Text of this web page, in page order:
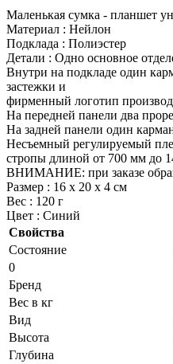
Маленькая сумка - планшет
Материал : Нейлон
Подклада : Полиэстер
Детали : Одно основное
Внутри на подкладе один
застежки и
фирменный логотип
На передней панели два
На задней панели один
Несъемный регулируемый
стропы длиной от 700 мм до
ВНИМАНИЕ: при заказе
Размер : 16 х 20 х 4 см
Вес : 120 г
Цвет : Синий
Свойства
Состояние
0
Бренд
Вес в кг
Вид
Высота
Глубина